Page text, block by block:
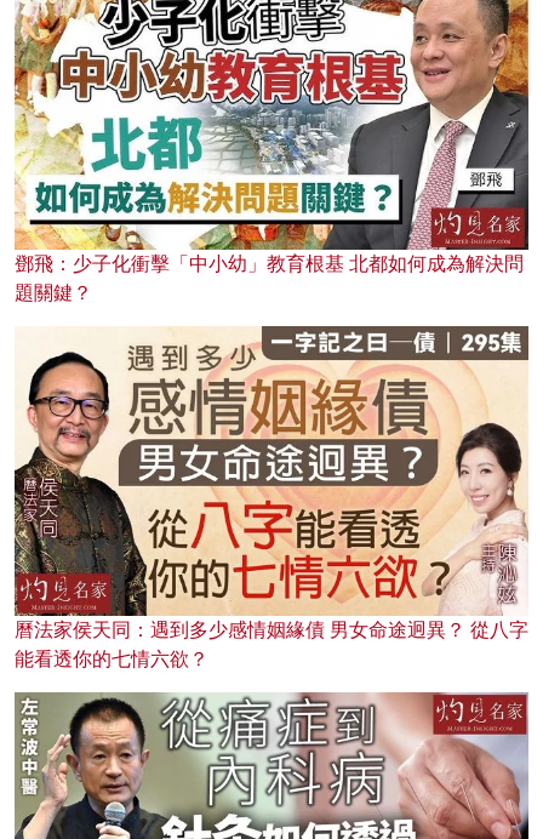
鄧飛：少子化衝擊「中小幼」教育根基 北都如何成為解決問
題關鍵？
曆法家侯天同：遇到多少感情姻緣債 男女命途迥異？ 從八字
能看透你的七情六欲？